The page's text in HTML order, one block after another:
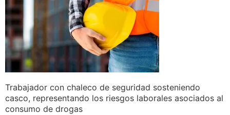
Trabajador con chaleco de seguridad sosteniendo
casco, representando los riesgos laborales asociados al
consumo de drogas